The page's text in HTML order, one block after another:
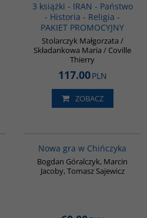
3 książki - IRAN - Państwo
- Historia - Religia -
PAKIET PROMOCYJNY
Stolarczyk Małgorzata /
Składankowa Maria / Coville
Thierry
117.00PLN
ZOBACZ
Nowa gra w Chińczyka
Bogdan Góralczyk, Marcin
Jacoby, Tomasz Sajewicz